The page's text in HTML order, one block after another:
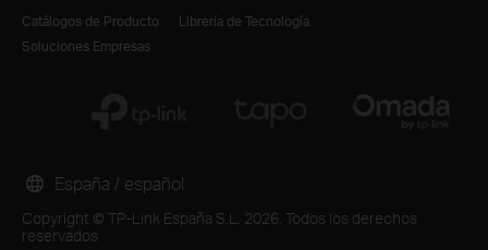
Catálogos de Producto
Soluciones Empresas
Librería de Tecnología
Copyright © TP-Link España S.L. 2026. Todos los derechos
reservados
España / español